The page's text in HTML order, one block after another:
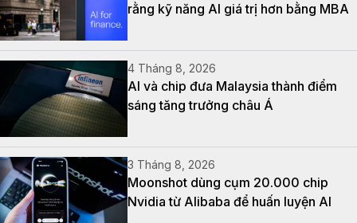
rằng kỹ năng AI giá trị hơn bằng MBA
4 Tháng 8, 2026
AI và chip đưa Malaysia thành điểm
sáng tăng trưởng châu Á
3 Tháng 8, 2026
Moonshot dùng cụm 20.000 chip
Nvidia từ Alibaba để huấn luyện AI